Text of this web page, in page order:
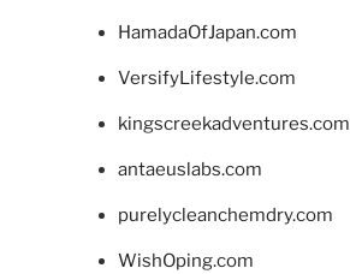
HamadaOfJapan.com
VersifyLifestyle.com
kingscreekadventures.com
antaeuslabs.com
purelycleanchemdry.com
WishOping.com